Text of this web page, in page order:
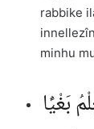
rabbike
minhu
بَغْيًۢا